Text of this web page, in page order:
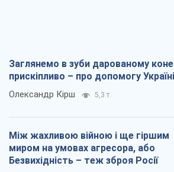
Заглянемо в зуби дарованому
прискіпливо – про допомогу Україні
Олександр Кірш 5,3 т.
Між жахливою війною і ще гіршим
миром на умовах агресора, або
Безвихідність – теж зброя Росії